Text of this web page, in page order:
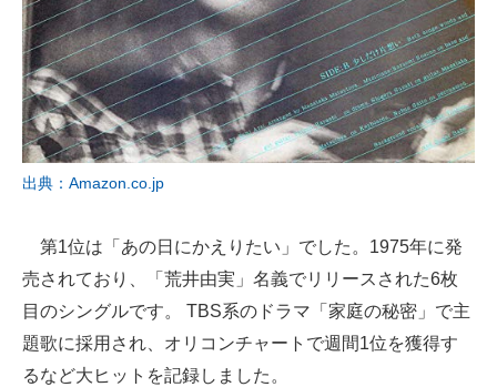
出典：Amazon.co.jp
第1位は「あの日にかえりたい」でした。1975年に発
売されており、「荒井由実」名義でリリースされた6枚
目のシングルです。 TBS系のドラマ「家庭の秘密」で主
題歌に採用され、オリコンチャートで週間1位を獲得す
るなど大ヒットを記録しました。